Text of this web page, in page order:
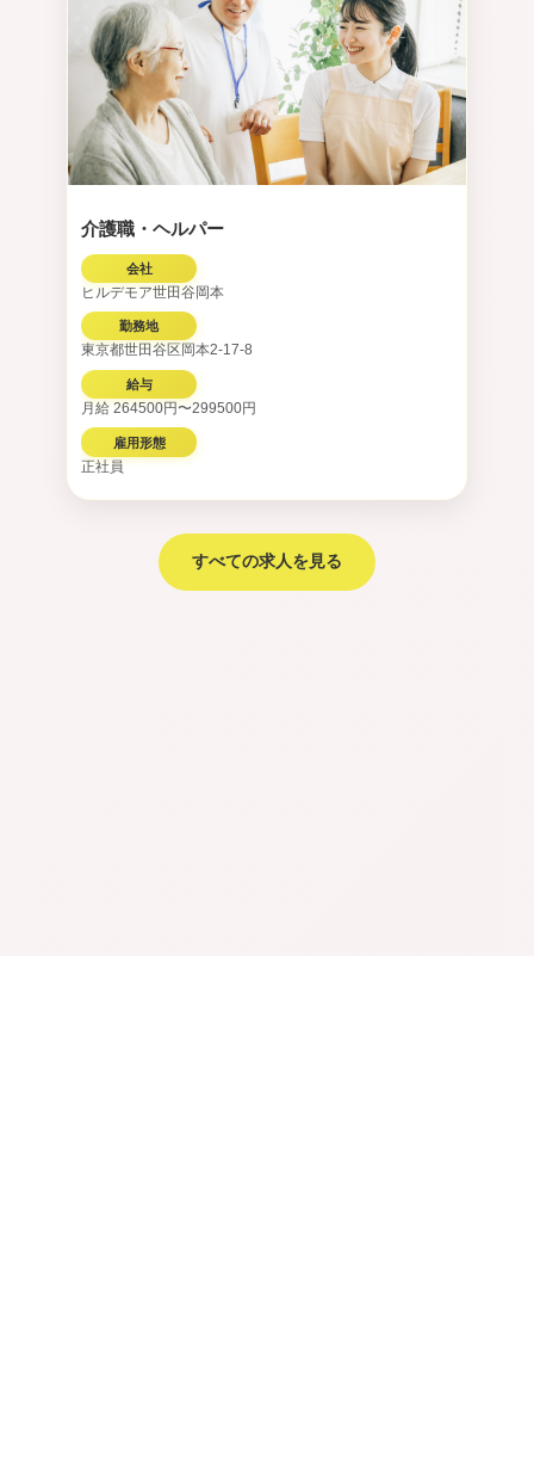
介護職・ヘルパー
会社
ヒルデモア世田谷岡本
勤務地
東京都世田谷区岡本2-17-8
給与
月給 264500円〜299500円
雇用形態
正社員
すべての求人を見る